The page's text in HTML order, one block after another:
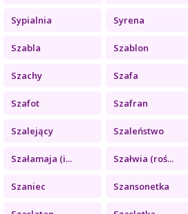
Sypialnia Syrena
Szabla Szablon
Szachy Szafa
Szafot Szafran
Szalejący Szaleństwo
Szałamaja (i... Szałwia (roś...
Szaniec Szansonetka